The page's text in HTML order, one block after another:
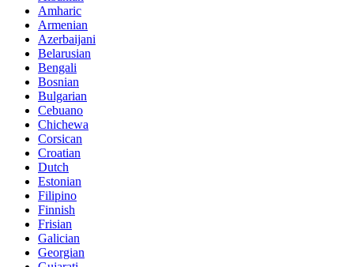
Amharic
Armenian
Azerbaijani
Belarusian
Bengali
Bosnian
Bulgarian
Cebuano
Chichewa
Corsican
Croatian
Dutch
Estonian
Filipino
Finnish
Frisian
Galician
Georgian